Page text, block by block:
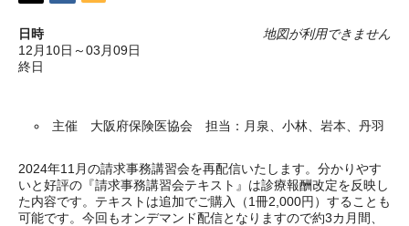
地図が利用できません
日時
12月10日～03月09日
終日
主催 大阪府保険医協会 担当：月泉、小林、岩本、丹羽
2024年11月の請求事務講習会を再配信いたします。分かりやす
いと好評の『請求事務講習会テキスト』は診療報酬改定を反映し
た内容です。テキストは追加でご購入（1冊2,000円）することも
可能です。今回もオンデマンド配信となりますので約3カ月間、